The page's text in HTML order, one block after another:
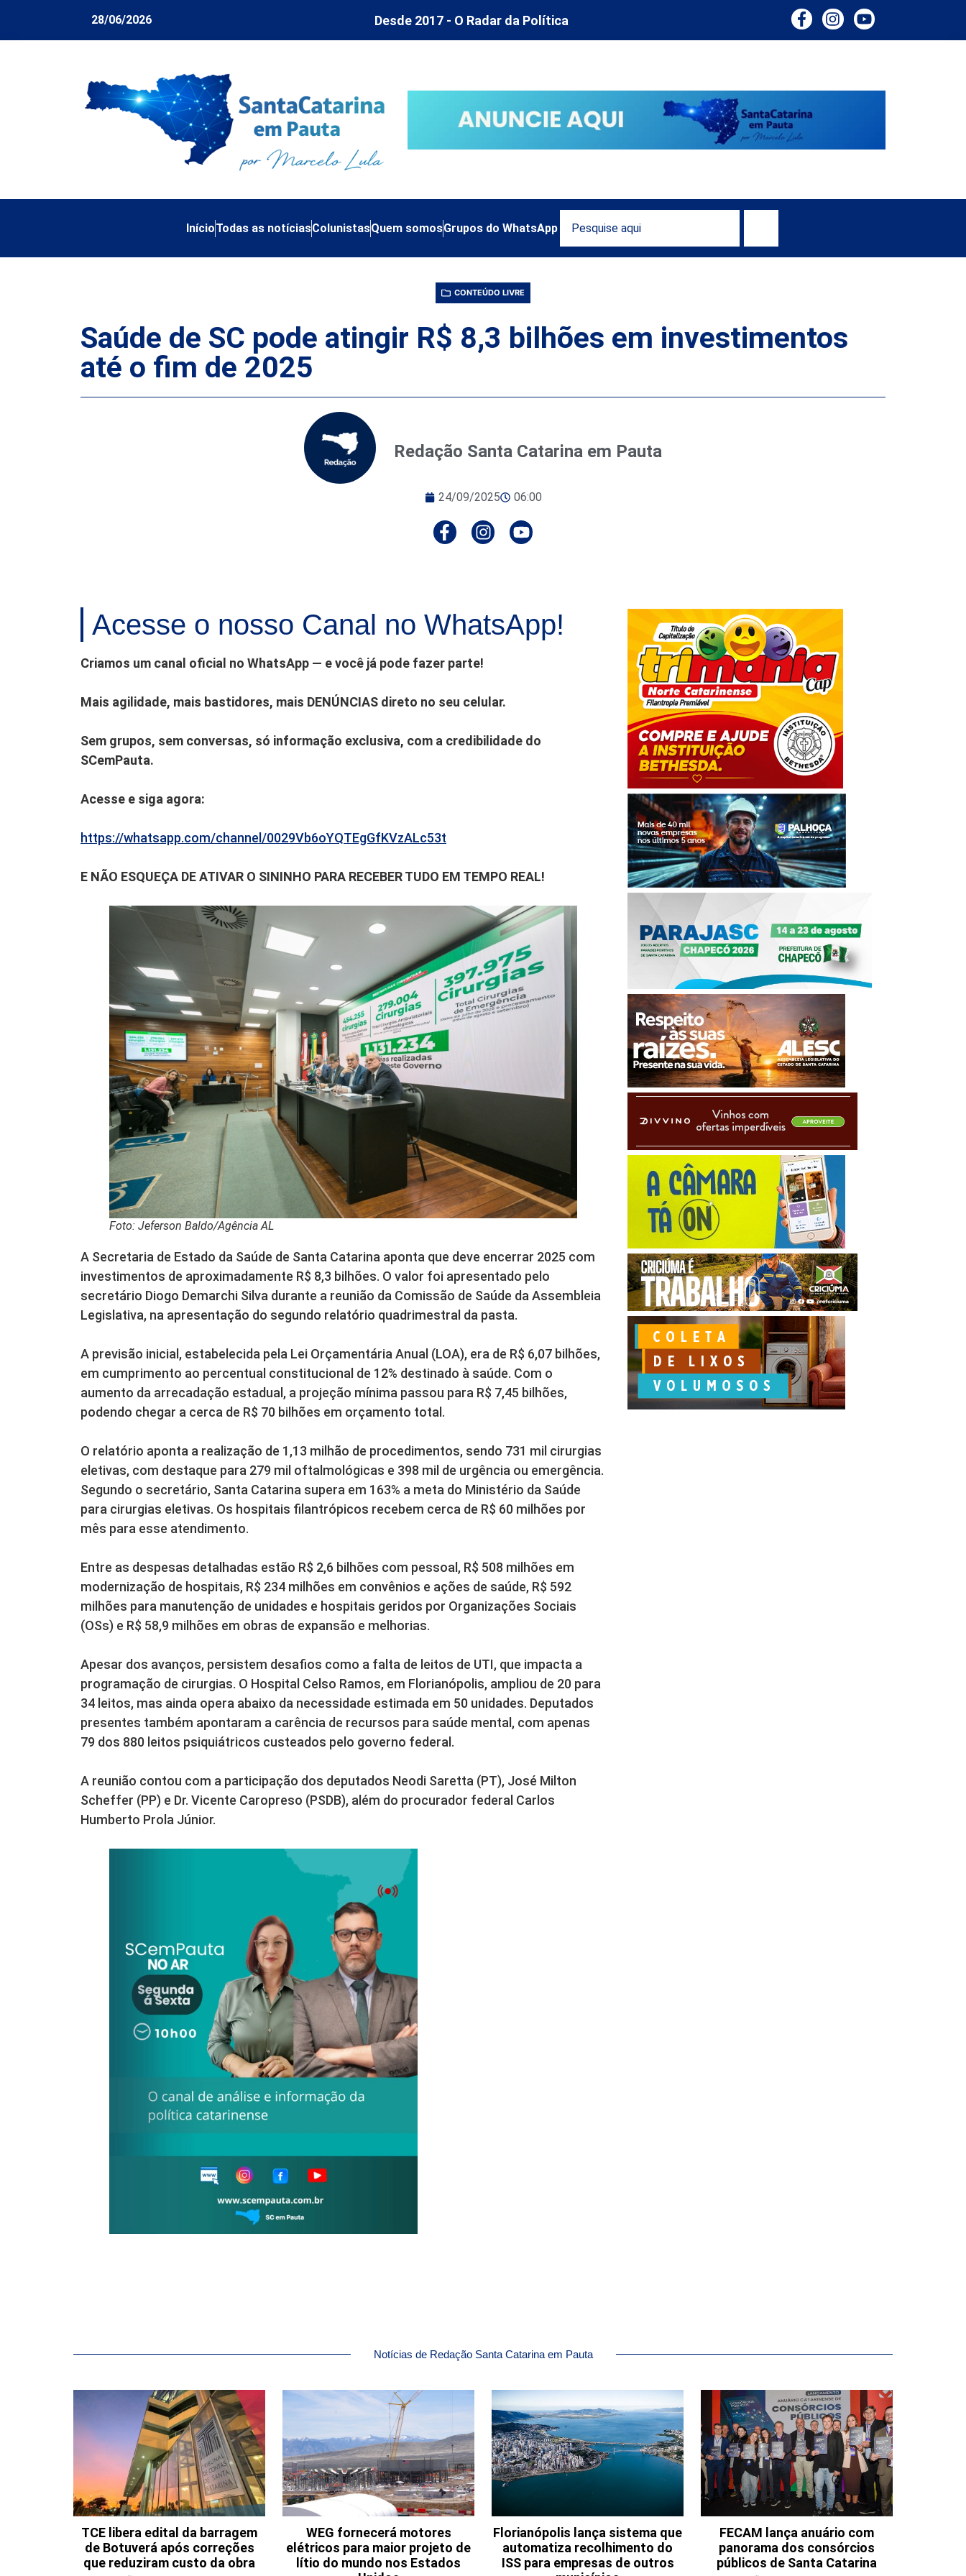
28/06/2026 Desde 2017 - O Radar da Política
InícioTodas as notíciasColunistasQuem somosGrupos do WhatsApp
CONTEÚDO LIVRE
Saúde de SC pode atingir R$ 8,3 bilhões em investimentos
até o fim de 2025
Redação Santa Catarina em Pauta
24/09/2025 06:00
Acesse o nosso Canal no WhatsApp!
Criamos um canal oficial no WhatsApp — e você já pode fazer parte!
Mais agilidade, mais bastidores, mais DENÚNCIAS direto no seu celular.
Sem grupos, sem conversas, só informação exclusiva, com a credibilidade do
SCemPauta.
Acesse e siga agora:
https://whatsapp.com/channel/0029Vb6oYQTEgGfKVzALc53t
E NÃO ESQUEÇA DE ATIVAR O SININHO PARA RECEBER TUDO EM TEMPO REAL!
Foto: Jeferson Baldo/Agência AL
A Secretaria de Estado da Saúde de Santa Catarina aponta que deve encerrar 2025 com
investimentos de aproximadamente R$ 8,3 bilhões. O valor foi apresentado pelo
secretário Diogo Demarchi Silva durante a reunião da Comissão de Saúde da Assembleia
Legislativa, na apresentação do segundo relatório quadrimestral da pasta.
A previsão inicial, estabelecida pela Lei Orçamentária Anual (LOA), era de R$ 6,07 bilhões,
em cumprimento ao percentual constitucional de 12% destinado à saúde. Com o
aumento da arrecadação estadual, a projeção mínima passou para R$ 7,45 bilhões,
podendo chegar a cerca de R$ 70 bilhões em orçamento total.
O relatório aponta a realização de 1,13 milhão de procedimentos, sendo 731 mil cirurgias
eletivas, com destaque para 279 mil oftalmológicas e 398 mil de urgência ou emergência.
Segundo o secretário, Santa Catarina supera em 163% a meta do Ministério da Saúde
para cirurgias eletivas. Os hospitais filantrópicos recebem cerca de R$ 60 milhões por
mês para esse atendimento.
Entre as despesas detalhadas estão R$ 2,6 bilhões com pessoal, R$ 508 milhões em
modernização de hospitais, R$ 234 milhões em convênios e ações de saúde, R$ 592
milhões para manutenção de unidades e hospitais geridos por Organizações Sociais
(OSs) e R$ 58,9 milhões em obras de expansão e melhorias.
Apesar dos avanços, persistem desafios como a falta de leitos de UTI, que impacta a
programação de cirurgias. O Hospital Celso Ramos, em Florianópolis, ampliou de 20 para
34 leitos, mas ainda opera abaixo da necessidade estimada em 50 unidades. Deputados
presentes também apontaram a carência de recursos para saúde mental, com apenas
79 dos 880 leitos psiquiátricos custeados pelo governo federal.
A reunião contou com a participação dos deputados Neodi Saretta (PT), José Milton
Scheffer (PP) e Dr. Vicente Caropreso (PSDB), além do procurador federal Carlos
Humberto Prola Júnior.
Notícias de Redação Santa Catarina em Pauta
TCE libera edital da barragem
de Botuverá após correções
que reduziram custo da obra
WEG fornecerá motores
elétricos para maior projeto de
lítio do mundo nos Estados
Florianópolis lança sistema que
automatiza recolhimento do
ISS para empresas de outros
FECAM lança anuário com
panorama dos consórcios
públicos de Santa Catarina